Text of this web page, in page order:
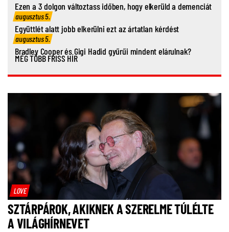
Ezen a 3 dolgon változtass időben, hogy elkerüld a demenciát
augusztus 5.
Együttlét alatt jobb elkerülni ezt az ártatlan kérdést
augusztus 5.
Bradley Cooper és Gigi Hadid gyűrűi mindent elárulnak?
MÉG TÖBB FRISS HÍR
LOVE
SZTÁRPÁROK, AKIKNEK A SZERELME TÚLÉLTE
A VILÁGHÍRNEVET